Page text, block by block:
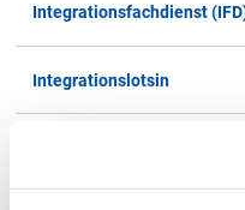
Integrationsfachdienst
Integrationslotsin